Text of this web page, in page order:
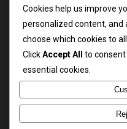
Inicio
Nosotros
Servicios
Clientes
Contáctenos
Login
Cookies help us improve
personalized content, and
choose which cookies to
ClickAccept All to consent
essential cookies.